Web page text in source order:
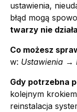
ustawienia,
błąd mogą
twarzy nie działa
Co możesz
w: Ustawienia →
Gdy potrzebna
kolejnym
reinstalacja